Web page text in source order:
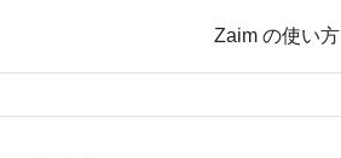
Zaim の使い方